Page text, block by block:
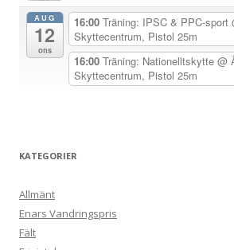
g
AUG
12
ons
16:00 Träning: IPSC & PPC-sport
Skyttecentrum, Pistol 25m
16:00 Träning: Nationelltskytte @
Skyttecentrum, Pistol 25m
KATEGORIER
Allmänt
Enars Vandringspris
Fält